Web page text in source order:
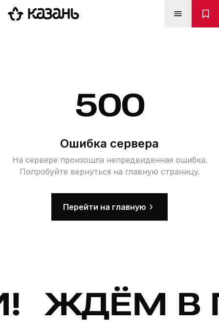
500
Ошибка сервера
На сервере произошла непредвиденная ошибка.
Попробуйте вернуться на главную страницу.
Перейти на главную
ЖДЁМ В